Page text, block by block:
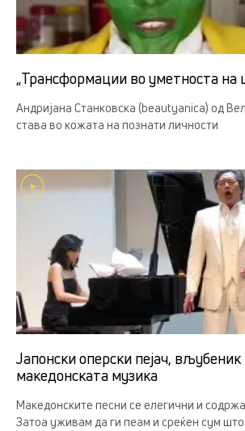
„Трансформации во уметноста
Андријана Станковска (beautyanica) од
става во кожата на познати личности
Јапонски оперски пејач, вљубеник
македонската музика
Македонските песни се елегични и
Затоа уживам да ги пеам и среќен сум